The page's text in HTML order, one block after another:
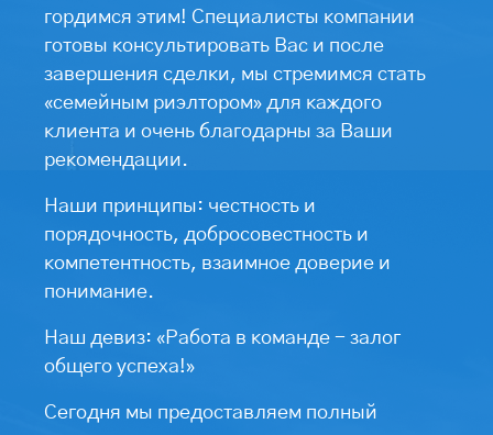
гордимся этим! Специалисты компании
готовы консультировать Вас и после
завершения сделки, мы стремимся стать
«семейным риэлтором» для каждого
клиента и очень благодарны за Ваши
рекомендации.
Наши принципы: честность и
порядочность, добросовестность и
компетентность, взаимное доверие и
понимание.
Наш девиз: «Работа в команде - залог
общего успеха!»
Сегодня мы предоставляем полный